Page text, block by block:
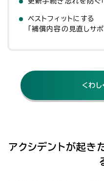
ベストフィットにする
「補償内容の見直しサポ
くわし
アクシデントが起き